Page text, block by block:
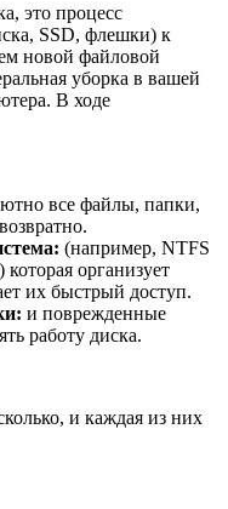
это процесс
SSD, флешки) к
новой файловой
уборка в вашей
В ходе
все файлы, папки,
(например, NTFS
организует
их быстрый доступ.
и поврежденные
работу диска.
и каждая из них